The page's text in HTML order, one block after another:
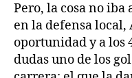
Pero, la cosa no
en la defensa
oportunidad y a los
dudas uno de los